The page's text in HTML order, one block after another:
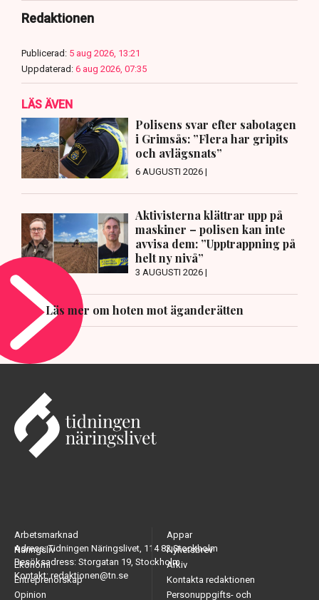
Redaktionen
Publicerad: 5 aug 2026, 13:21
Uppdaterad: 6 aug 2026, 07:35
LÄS ÄVEN
Polisens svar efter sabotagen
i Grimsås: ”Flera har gripits
och avlägsnats”
6 AUGUSTI 2026 |
Aktivisterna klättrar upp på
maskiner – polisen kan inte
avvisa dem: ”Upptrappning på
helt ny nivå”
3 AUGUSTI 2026 |
Läs mer om hoten mot äganderätten
Adress: Tidningen Näringslivet, 114 82 Stockholm
Besöksadress: Storgatan 19, Stockholm
Kontakt: redaktionen@tn.se
Arbetsmarknad
Näringsliv
Ekonomi
Entreprenörskap
Opinion
Appar
Nyhetsbrev
Arkiv
Kontakta redaktionen
Personuppgifts- och